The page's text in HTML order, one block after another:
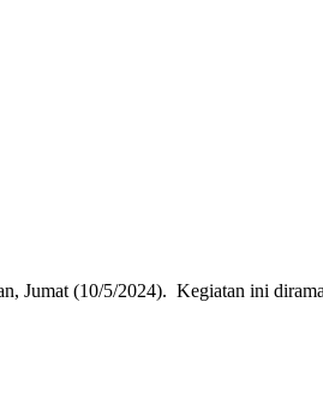
Jumat (10/5/2024). Kegiatan ini